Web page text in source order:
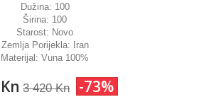
Dužina: 100
Širina: 100
Starost: Novo
Zemlja Porijekla: Iran
Materijal: Vuna 100%
3 420 Kn -73%